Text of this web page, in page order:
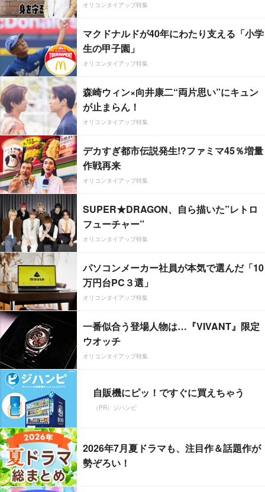
オリコンタイアップ特集
マクドナルドが40年にわたり支える「小学
生の甲子園」
オリコンタイアップ特集
森崎ウィン×向井康二“両片思い”にキュン
が止まらん！
オリコンタイアップ特集
デカすぎ都市伝説発生!?ファミマ45％増量
作戦再来
オリコンタイアップ特集
SUPER★DRAGON、自ら描いた”レトロ
フューチャー”
オリコンタイアップ特集
パソコンメーカー社員が本気で選んだ「10
万円台PC３選」
オリコンタイアップ特集
一番似合う登場人物は…『VIVANT』限定
ウオッチ
オリコンタイアップ特集
自販機にピッ！ですぐに買えちゃう
（PR）ジハンピ
2026年7月夏ドラマも、注目作＆話題作が
勢ぞろい！